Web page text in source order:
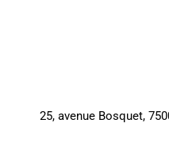
25, avenue Bosquet,